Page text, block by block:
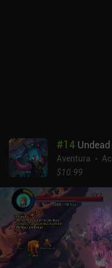
#14
Aventura
$10.99